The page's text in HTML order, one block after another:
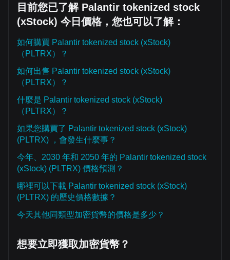
目前您已了解 Palantir tokenized stock
(xStock) 今日價格，您也可以了解：
如何購買 Palantir tokenized stock (xStock)
（PLTRX）？
如何出售 Palantir tokenized stock (xStock)
（PLTRX）？
什麼是 Palantir tokenized stock (xStock)
（PLTRX）？
如果您購買了 Palantir tokenized stock (xStock)
(PLTRX) ，會發生什麼事？
今年、2030 年和 2050 年的 Palantir tokenized stock
(xStock) (PLTRX) 價格預測？
哪裡可以下載 Palantir tokenized stock (xStock)
(PLTRX) 的歷史價格數據？
今天其他同類型加密貨幣的價格是多少？
想要立即獲取加密貨幣？